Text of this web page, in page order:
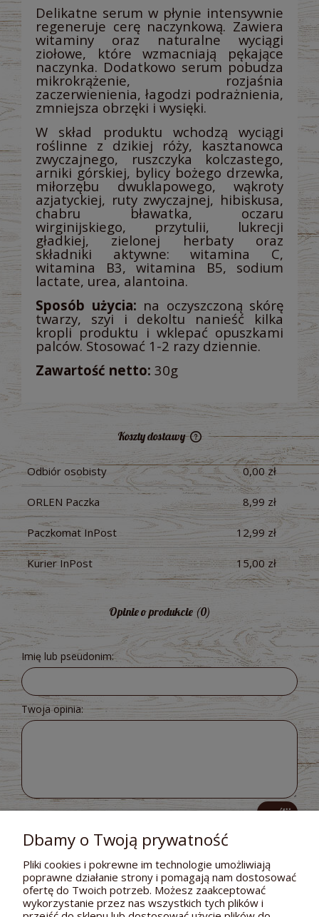
Delikatne serum w płynie intensywnie
regeneruje cerę naczynkową. Zawiera
witaminy oraz naturalne wyciągi
ziołowe, które wzmacniają pękające
naczynka. Dodatkowo serum pobudza
mikrokrążenie, rozjaśnia
zaczerwienienia, łagodzi podrażnienia,
zmniejsza obrzęki i wysięki.
W skład produktu wchodzą wyciągi
roślinne z dzikiej róży, kasztanowca
zwyczajnego, ruszczyka kolczastego,
arniki górskiej, bylicy bożego drzewka,
miłorzębu dwuklapowego, wąkroty
azjatyckiej, ruty zwyczajnej, hibiskusa,
chabru bławatka, oczaru
wirginijskiego, przytulii, lukrecji
gładkiej, zielonej herbaty oraz
składniki aktywne: witamina C,
witamina B3, witamina B5, sodium
lactate, urea, alantoina.
Sposób użycia: na oczyszczoną skórę
twarzy, szyi i dekoltu nanieść kilka
kropli produktu i wklepać opuszkami
palców. Stosować 1-2 razy dziennie.
Zawartość netto: 30g
Koszty dostawy
Cena nie zawiera ewentualnych kosztów płatności
Odbiór osobisty 0,00 zł
ORLEN Paczka 8,99 zł
Paczkomat InPost 12,99 zł
Kurier InPost 15,00 zł
Opinie o produkcie (0)
Imię lub pseudonim:
Twoja opinia:
wyślij
POMOC
DOSTAWA I PŁATNOŚCI
Dbamy o Twoją prywatność
Pliki cookies i pokrewne im technologie umożliwiają
poprawne działanie strony i pomagają nam dostosować
ofertę do Twoich potrzeb. Możesz zaakceptować
wykorzystanie przez nas wszystkich tych plików i